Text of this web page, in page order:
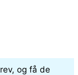
og få de